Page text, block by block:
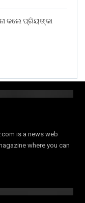
କଲେ ପ୍ରିୟଙ୍କା
is a news web
where you can